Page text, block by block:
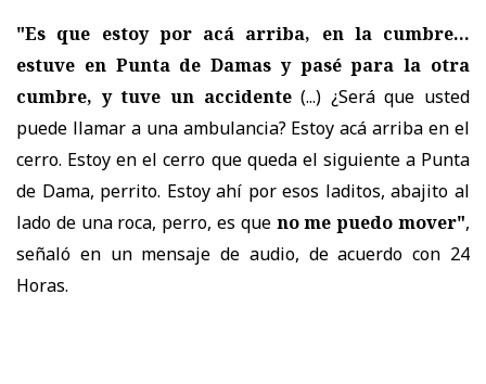
"Es que estoy por acá arriba, en la cumbre...
estuve en Punta de Damas y pasé para la otra
cumbre, y tuve un accidente(...) ¿Será que usted
puede llamar a una ambulancia? Estoy acá arriba en el
cerro. Estoy en el cerro que queda el siguiente a Punta
de Dama, perrito. Estoy ahí por esos laditos, abajito al
lado de una roca, perro, es que no me puedo mover",
señaló en un mensaje de audio, de acuerdo con 24
Horas.